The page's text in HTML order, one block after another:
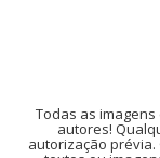
Todas as
autores!
autorização